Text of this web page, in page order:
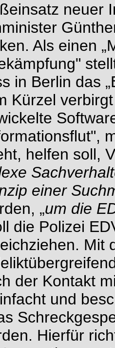
neuer
Als einen
in Berlin das
Kürzel
helfen soll,
einer
„um die
die Polizei
Mit
der Kontakt
und
Hierfür